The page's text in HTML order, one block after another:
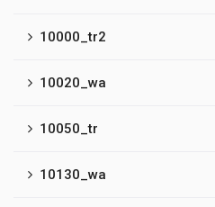
10000_tr2
10020_wa
10050_tr
10130_wa